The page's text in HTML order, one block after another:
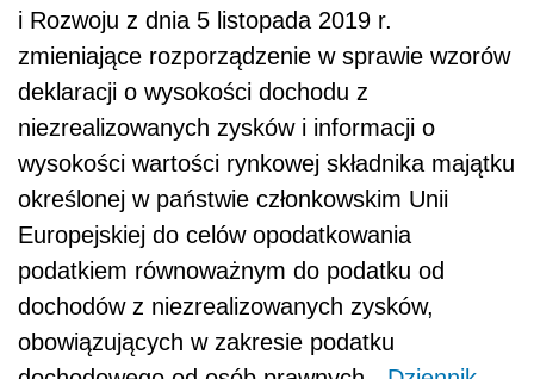
i Rozwoju z dnia 5 listopada 2019 r.
zmieniające rozporządzenie w sprawie wzorów
deklaracji o wysokości dochodu z
niezrealizowanych zysków i informacji o
wysokości wartości rynkowej składnika majątku
określonej w państwie członkowskim Unii
Europejskiej do celów opodatkowania
podatkiem równoważnym do podatku od
dochodów z niezrealizowanych zysków,
obowiązujących w zakresie podatku